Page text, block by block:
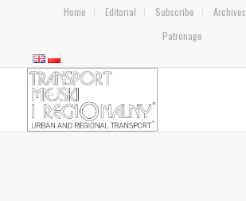
Home Editorial Subscribe Archives
Patronage